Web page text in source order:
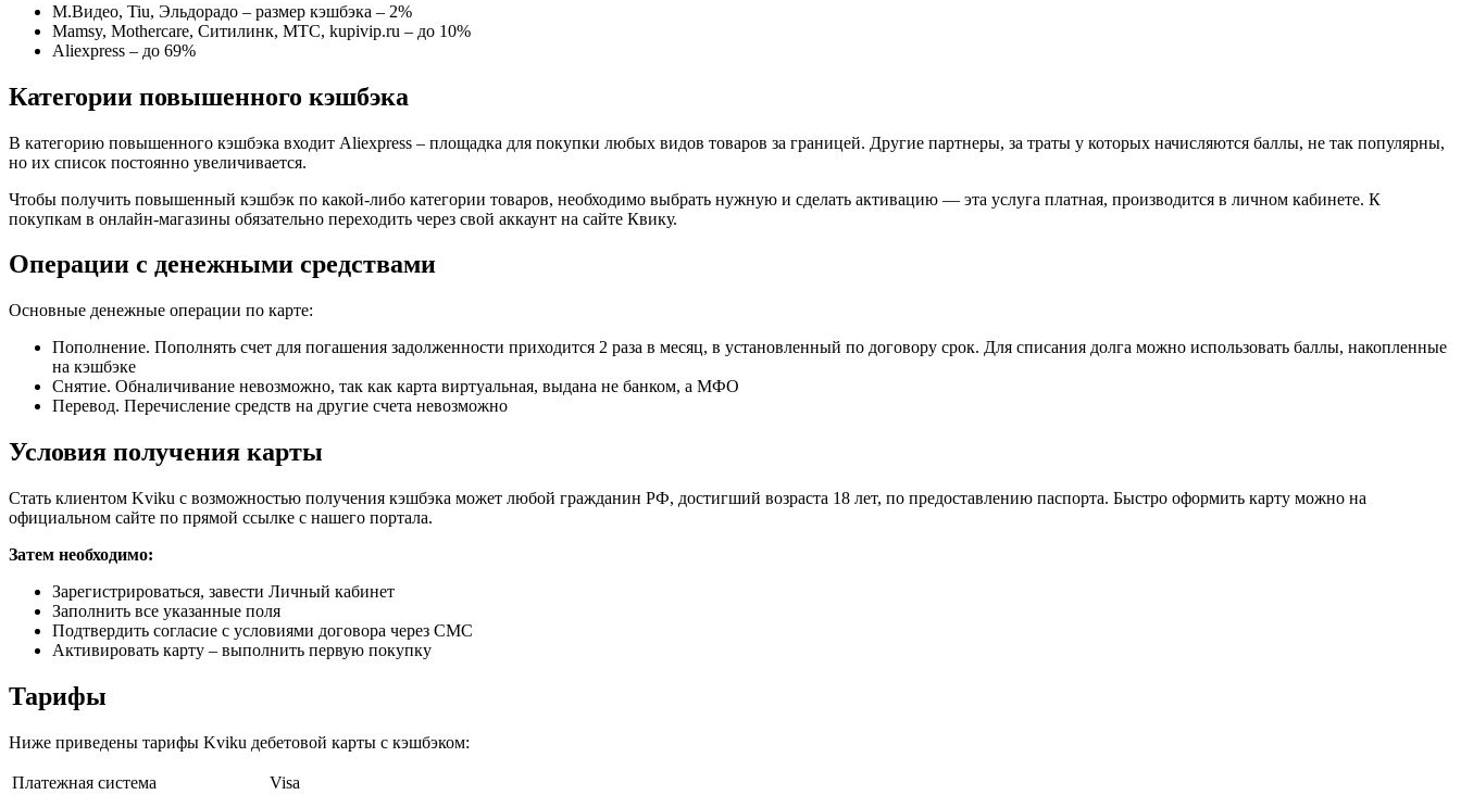
М.Видео, Tiu, Эльдорадо – размер кэшбэка – 2%
Mamsy, Mothercare, Ситилинк, МТС, kupivip.ru – до 10%
Aliexpress – до 69%
Категории повышенного кэшбэка
В категорию повышенного кэшбэка входит Aliexpress – площадка для покупки любых видов товаров за границей. Другие партнеры, за траты у которых начисляются баллы, не так популярны,
но их список постоянно увеличивается.
Чтобы получить повышенный кэшбэк по какой-либо категории товаров, необходимо выбрать нужную и сделать активацию — эта услуга платная, производится в личном кабинете. К
покупкам в онлайн-магазины обязательно переходить через свой аккаунт на сайте Квику.
Операции с денежными средствами
Основные денежные операции по карте:
Пополнение. Пополнять счет для погашения задолженности приходится 2 раза в месяц, в установленный по договору срок. Для списания долга можно использовать баллы, накопленные
на кэшбэке
Снятие. Обналичивание невозможно, так как карта виртуальная, выдана не банком, а МФО
Перевод. Перечисление средств на другие счета невозможно
Условия получения карты
Стать клиентом Kviku с возможностью получения кэшбэка может любой гражданин РФ, достигший возраста 18 лет, по предоставлению паспорта. Быстро оформить карту можно на
официальном сайте по прямой ссылке с нашего портала.
Затем необходимо:
Зарегистрироваться, завести Личный кабинет
Заполнить все указанные поля
Подтвердить согласие с условиями договора через СМС
Активировать карту – выполнить первую покупку
Тарифы
Ниже приведены тарифы Kviku дебетовой карты с кэшбэком:
Платежная система
Visa